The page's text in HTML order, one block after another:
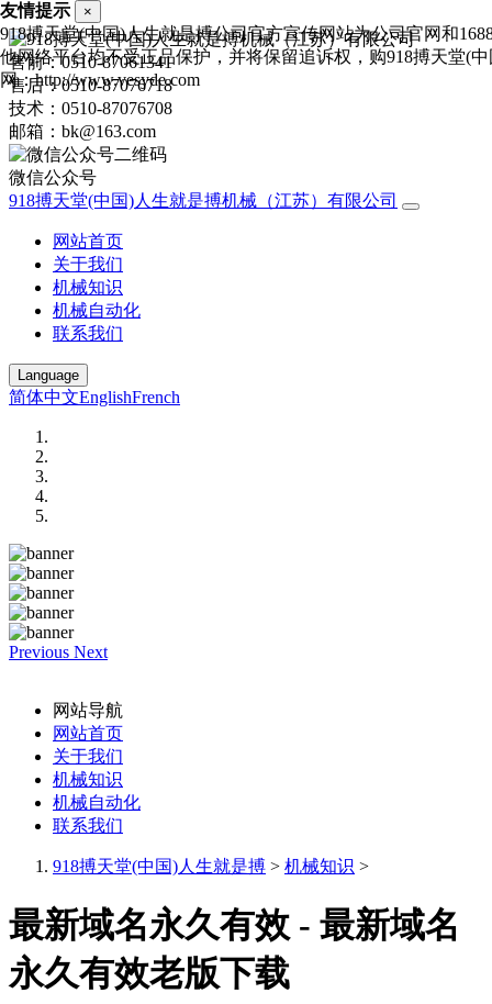
售前：0510-87061341
售后：0510-87076718
技术：0510-87076708
邮箱：bk@163.com
微信公众号
918搏天堂(中国)人生就是搏机械（江苏）有限公司
网站首页
关于我们
机械知识
机械自动化
联系我们
Language
简体中文EnglishFrench
Previous Next
网站导航
网站首页
关于我们
机械知识
机械自动化
联系我们
918搏天堂(中国)人生就是搏 > 机械知识 >
最新域名永久有效 - 最新域名
永久有效老版下载
友情提示 ×
918搏天堂(中国)人生就是搏公司官方宣传网站为公司官网和
他网络平台均不受正品保护，并将保留追诉权，购918搏天堂(
网：http://www.vesyde.com